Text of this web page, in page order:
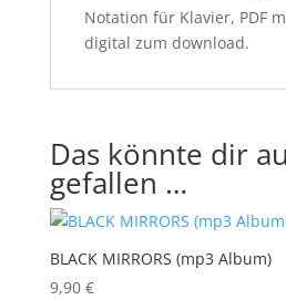
Notation für Klavier, PDF
digital zum download.
Das könnte dir
gefallen …
BLACK MIRRORS (mp3 Album)
9,90 €